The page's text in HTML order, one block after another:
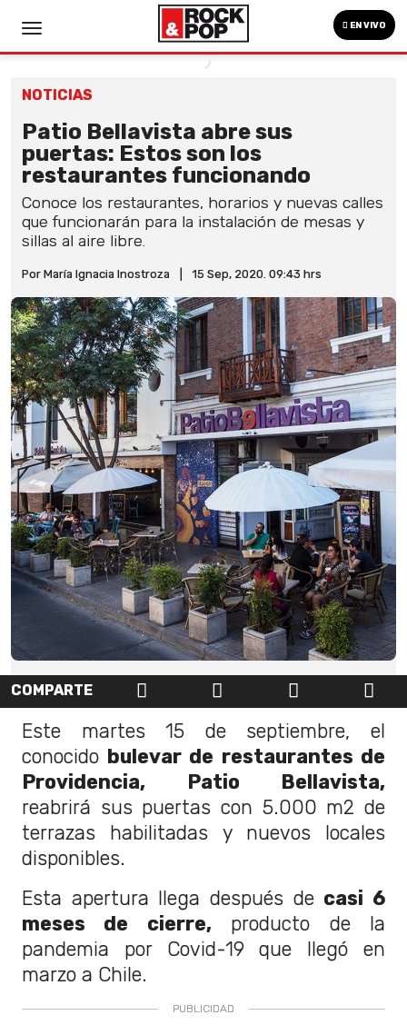
EN VIVO
NOTICIAS
Patio Bellavista abre sus
puertas: Estos son los
restaurantes funcionando
Conoce los restaurantes, horarios y nuevas calles
que funcionarán para la instalación de mesas y
sillas al aire libre.
Por María Ignacia Inostroza 15 Sep, 2020. 09:43 hrs
COMPARTE
Este martes 15 de septiembre, el
conocido bulevar de restaurantes de
Providencia, Patio Bellavista,
reabrirá sus puertas con 5.000 m2 de
terrazas habilitadas y nuevos locales
disponibles.
Esta apertura llega después de casi 6
meses de cierre,producto de la
pandemia por Covid-19 que llegó en
marzo a Chile.